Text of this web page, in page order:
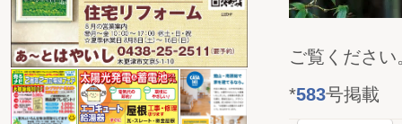
ご覧くださ
*583号掲載